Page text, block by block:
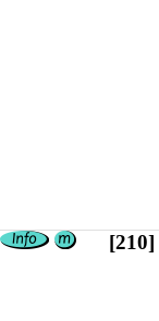
[210]